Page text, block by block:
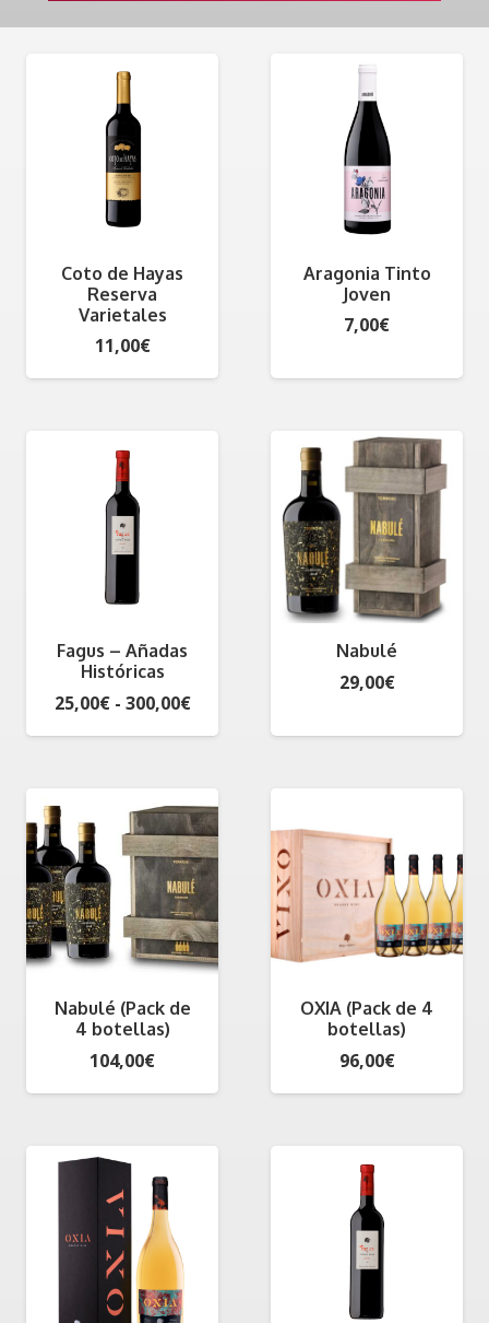
Coto de Hayas
Reserva
Varietales
11,00€
Aragonia Tinto
Joven
7,00€
Fagus – Añadas
Históricas
25,00€ - 300,00€Rango
de
25,00€
hasta
300,00€
Nabulé
29,00€
Nabulé (Pack de
4 botellas)
104,00€
OXIA (Pack de 4
botellas)
96,00€